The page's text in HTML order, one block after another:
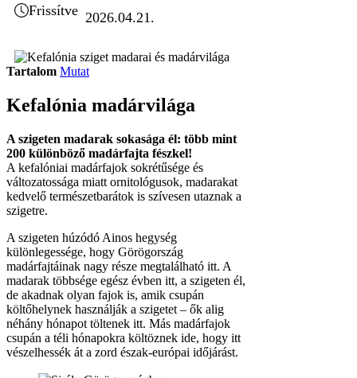
Frissítve 2026.04.21.
Tartalom Mutat
Kefalónia madárvilága
A szigeten madarak sokasága él: több mint
200 különböző madárfajta fészkel!
A kefalóniai madárfajok sokrétűsége és
változatossága miatt ornitológusok, madarakat
kedvelő természetbarátok is szívesen utaznak a
szigetre.
A szigeten húzódó Ainos hegység
különlegessége, hogy Görögország
madárfajtáinak nagy része megtalálható itt. A
madarak többsége egész évben itt, a szigeten él,
de akadnak olyan fajok is, amik csupán
költőhelynek használják a szigetet – ők alig
néhány hónapot töltenek itt. Más madárfajok
csupán a téli hónapokra költöznek ide, hogy itt
vészelhessék át a zord észak-európai időjárást.